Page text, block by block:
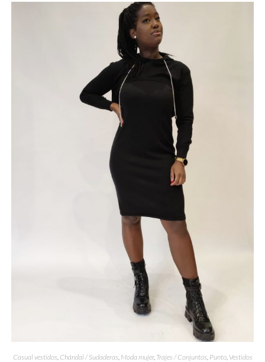
Casual vestidos Chándal / Sudaderas Moda mujer, Trajes / Conjuntos Punto, Vestidos